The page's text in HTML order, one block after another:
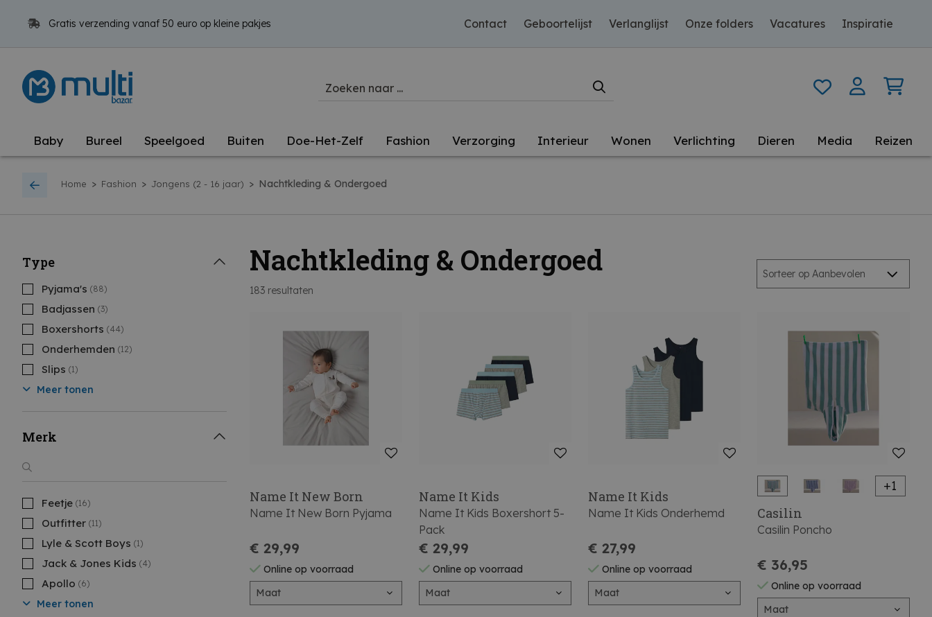
Gratis verzending vanaf 50 euro op kleine pakjes Contact Geboortelijst Verlanglijst Onze folders Vacatures Inspiratie
Baby Bureel Speelgoed Buiten Doe-Het-Zelf Fashion Verzorging Interieur Wonen Verlichting Dieren Media Reizen
Home > Fashion > Jongens (2 - 16 jaar) > Nachtkleding & Ondergoed
Type
Pyjama's (88)
Badjassen (3)
Boxershorts (44)
Onderhemden (12)
Slips (1)
Meer tonen
Merk
Feetje (16)
Outfitter (11)
Lyle & Scott Boys (1)
Jack & Jones Kids (4)
Apollo (6)
Meer tonen
Nachtkleding & Ondergoed
183 resultaten
Name It New Born
Name It New Born Pyjama
€ 29,99
Online op voorraad
Maat
Name It Kids
Name It Kids Boxershort 5-
Pack
€ 29,99
Online op voorraad
Maat
Name It Kids
Name It Kids Onderhemd
€ 27,99
Online op voorraad
Maat
+1
Casilin
Casilin Poncho
€ 36,95
Online op voorraad
Maat